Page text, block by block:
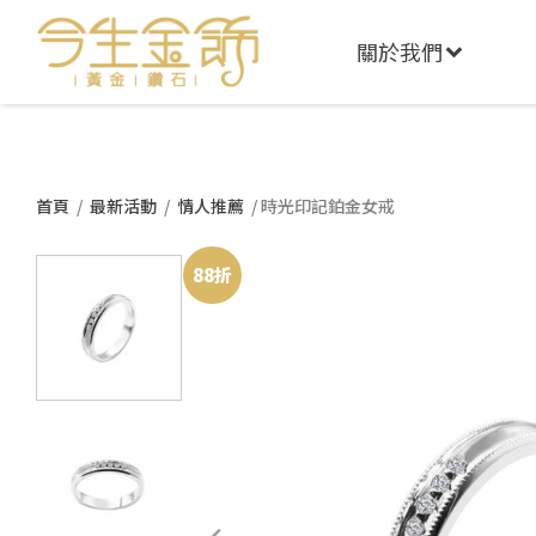
關於我們
首頁 / 最新活動 / 情人推薦 / 時光印記鉑金女戒
88折